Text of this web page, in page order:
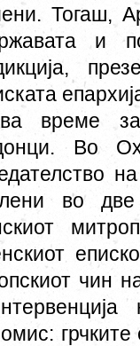
Тогаш,
и
време
Во
во
чин